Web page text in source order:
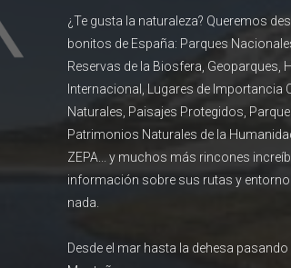
¿Te gusta la naturaleza? Queremos
bonitos de España: Parques
Reservas de la Biosfera, Geoparques,
Internacional, Lugares de
Naturales, Paisajes Protegidos,
Patrimonios Naturales de la
ZEPA... y muchos más rincones
información sobre sus rutas y entorno
nada.
Desde el mar hasta la dehesa